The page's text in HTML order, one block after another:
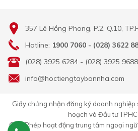
357 Lê Hồng Phong, P.2, Q.10,
Hotline: 1900 7060 - (028) 3622
(028) 3925 6284 - (028) 3925 9688
info@hoctiengtaybannha.com
Giấy chứng nhận đăng ký doanh nghiệp
hoạch và Đầu tư
Giấy Phép hoạt động trung tâm ngoại